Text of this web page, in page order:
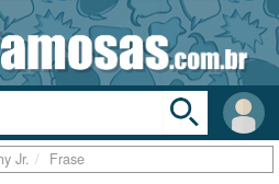
Área
do
Toggle
search
bar
Jr. Frase